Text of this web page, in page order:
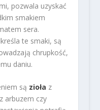
pozwala uzyskać
smakiem
sera.
te smaki, są
chrupkość,
daniu.
są zioła z
z arbuzem czy